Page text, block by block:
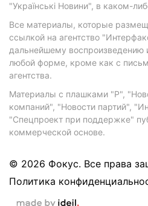
"Українські Новини", в каком-
Все материалы, которые
ссылкой на агентство
дальнейшему воспроизведению
любой форме, кроме как с
агентства.
Материалы с плашками "Р",
компаний", "Новости партий",
"Спецпроект при поддержке"
коммерческой основе.
© 2026 Фокус. Все права
Политика